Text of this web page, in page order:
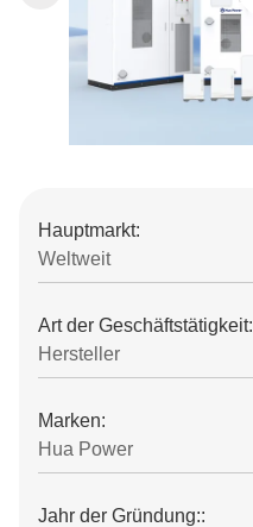
Hauptmarkt:
Weltweit
Art der Geschäftstätigkeit:
Hersteller
Marken:
Hua Power
Jahr der Gründung::